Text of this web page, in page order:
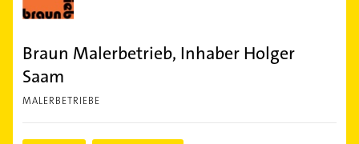
Braun Malerbetrieb, Inhaber Holger
Saam
MALERBETRIEBE